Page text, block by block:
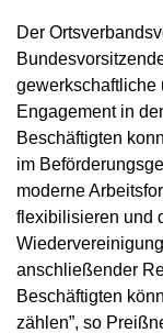
Der
gewerkschaftliche
Engagement in
Beschäftigten
im
moderne
flexibilisieren und
anschließender
Beschäftigten
zählen”, so